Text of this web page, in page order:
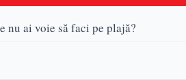
nu ai voie să faci pe plajă?